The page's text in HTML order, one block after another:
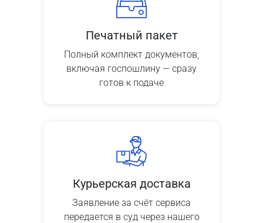
Печатный пакет
Полный комплект документов,
включая госпошлину — сразу
готов к подаче
Курьерская доставка
Заявление за счёт сервиса
передается в суд через нашего